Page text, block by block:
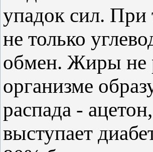
упадок сил. При
не только
обмен. Жиры не
организме
распада -
выступает